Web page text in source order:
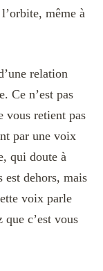
même à
relation
Ce n’est pas
vous retient pas
par une voix
qui doute à
est dehors, mais
voix parle
c’est vous